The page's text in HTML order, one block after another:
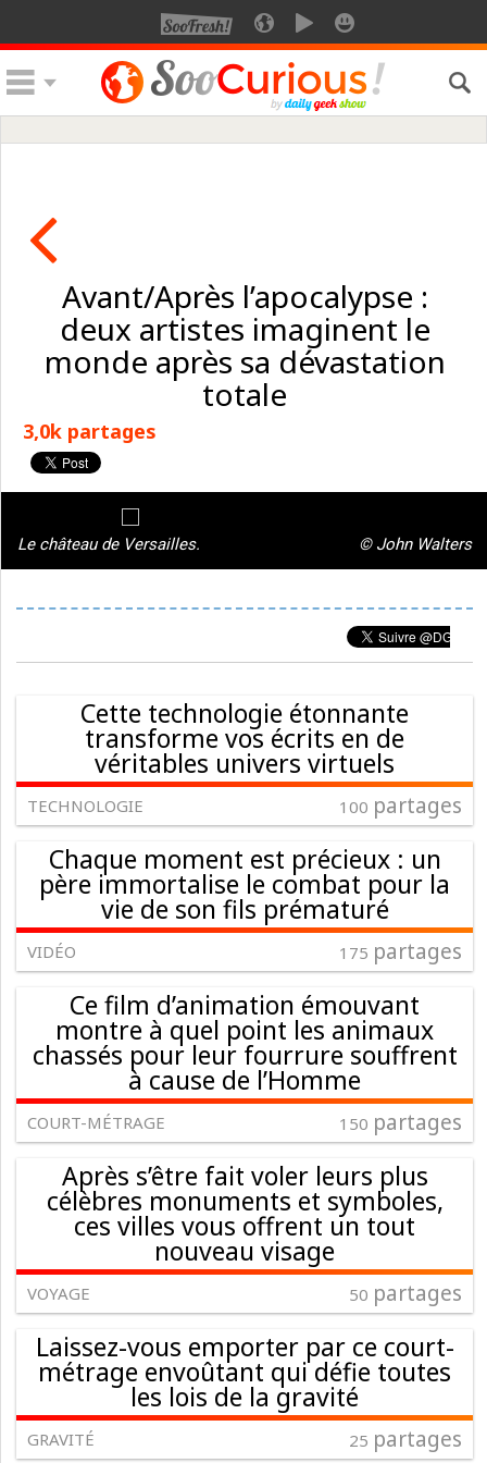
Avant/Après l’apocalypse :
deux artistes imaginent le
monde après sa dévastation
totale
3,0k partages
Le château de Versailles. © John Walters
Cette technologie étonnante
transforme vos écrits en de
véritables univers virtuels
TECHNOLOGIE 100 partages
Chaque moment est précieux : un
père immortalise le combat pour la
vie de son fils prématuré
VIDÉO 175 partages
Ce film d’animation émouvant
montre à quel point les animaux
chassés pour leur fourrure souffrent
à cause de l’Homme
COURT-MÉTRAGE 150 partages
Après s’être fait voler leurs plus
célèbres monuments et symboles,
ces villes vous offrent un tout
nouveau visage
VOYAGE 50 partages
Laissez-vous emporter par ce court-
métrage envoûtant qui défie toutes
les lois de la gravité
GRAVITÉ 25 partages